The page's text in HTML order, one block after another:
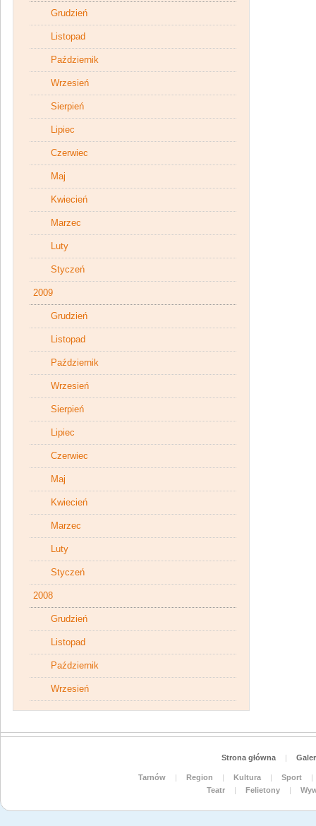
Grudzień
Listopad
Październik
Wrzesień
Sierpień
Lipiec
Czerwiec
Maj
Kwiecień
Marzec
Luty
Styczeń
2009
Grudzień
Listopad
Październik
Wrzesień
Sierpień
Lipiec
Czerwiec
Maj
Kwiecień
Marzec
Luty
Styczeń
2008
Grudzień
Listopad
Październik
Wrzesień
Strona główna |
Tarnów | Region | Kultura | Sport
|
Teatr
| Felietony |